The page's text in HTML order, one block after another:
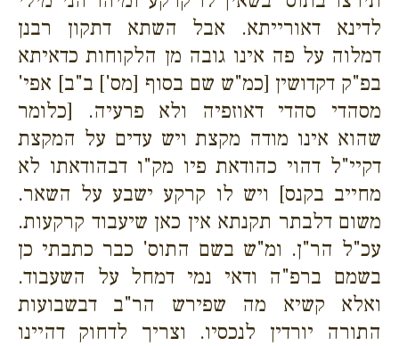
לדינא דאורייתא. אבל השתא דתקון רבנן
דמלוה על פה אינו גובה מן הלקוחות כדאיתא
בפ"ק דקדושין [כמ"ש שם בסוף [מס'] ב"ב] אפי'
מסהדי סהדי דאוזפיה ולא פרעיה. [כלומר
שהוא אינו מודה מקצת ויש עדים על המקצת
דקיי"ל דהוי כהודאת פיו מק"ו דבהודאתו לא
מחייב בקנס] ויש לו קרקע ישבע על השאר.
משום דלבתר תקנתא אין כאן שיעבוד קרקעות.
עכ"ל הר"ן. ומ"ש בשם התוס' כבר כתבתי כן
בשמם ברפ"ה ודאי נמי דמחל על השעבוד.
ואלא קשיא מה שפירש הר"ב דבשבועות
התורה יורדין לנכסיו. וצריך לדחוק דהיינו